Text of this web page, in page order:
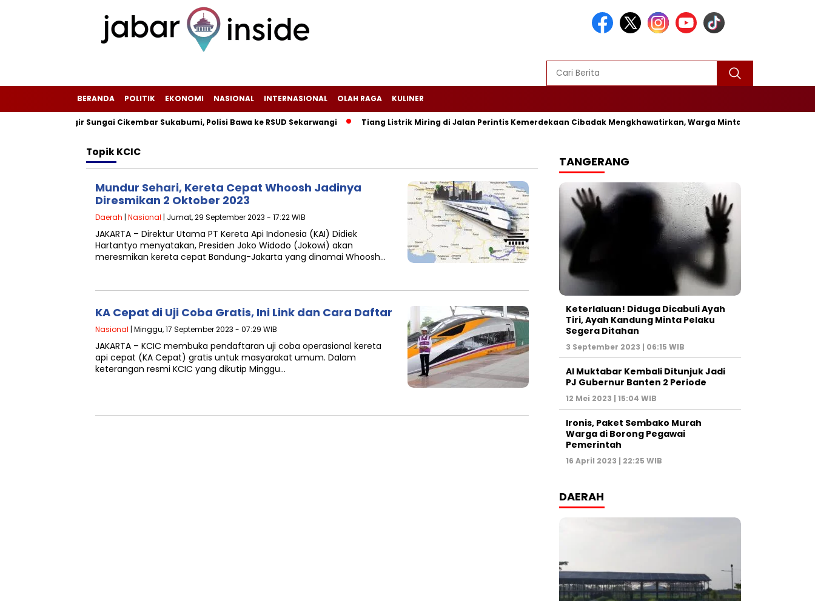
BERANDA POLITIK EKONOMI NASIONAL INTERNASIONAL OLAH RAGA KULINER
di Pinggir Sungai Cikembar Sukabumi, Polisi Bawa ke RSUD Sekarwangi‎ Tiang Listrik Miring di Jalan Perintis Kemerdekaan Cibadak Mengkhawatirkan, Warga Minta Segera Diperbaiki
TopikKCIC
Mundur Sehari, Kereta Cepat Whoosh Jadinya
Diresmikan 2 Oktober 2023
Daerah | Nasional | Jumat, 29 September 2023 - 17:22 WIB
JAKARTA – Direktur Utama PT Kereta Api Indonesia (KAI) Didiek
Hartantyo menyatakan, Presiden Joko Widodo (Jokowi) akan
meresmikan kereta cepat Bandung-Jakarta yang dinamai Whoosh…
KA Cepat di Uji Coba Gratis, Ini Link dan Cara Daftar
Nasional | Minggu, 17 September 2023 - 07:29 WIB
JAKARTA – KCIC membuka pendaftaran uji coba operasional kereta
api cepat (KA Cepat) gratis untuk masyarakat umum. Dalam
keterangan resmi KCIC yang dikutip Minggu…
TANGERANG
Keterlaluan! Diduga Dicabuli Ayah
Tiri, Ayah Kandung Minta Pelaku
Segera Ditahan
3 September 2023 | 06:15 WIB
Al Muktabar Kembali Ditunjuk Jadi
PJ Gubernur Banten 2 Periode
12 Mei 2023 | 15:04 WIB
Ironis, Paket Sembako Murah
Warga di Borong Pegawai
Pemerintah
16 April 2023 | 22:25 WIB
DAERAH